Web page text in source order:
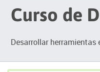
Curso de
Desarrollar herramientas